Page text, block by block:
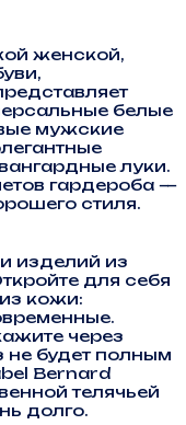
женской,
белые
мужские
луки.
гардероба —
стиля.
изделий из
для себя
кожи:
через
не будет полным
Bernard
телячьей
долго.